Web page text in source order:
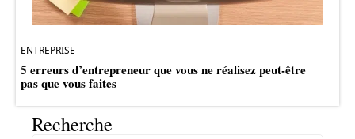
ENTREPRISE
5 erreurs d’entrepreneur que vous ne réalisez peut-être
pas que vous faites
Recherche